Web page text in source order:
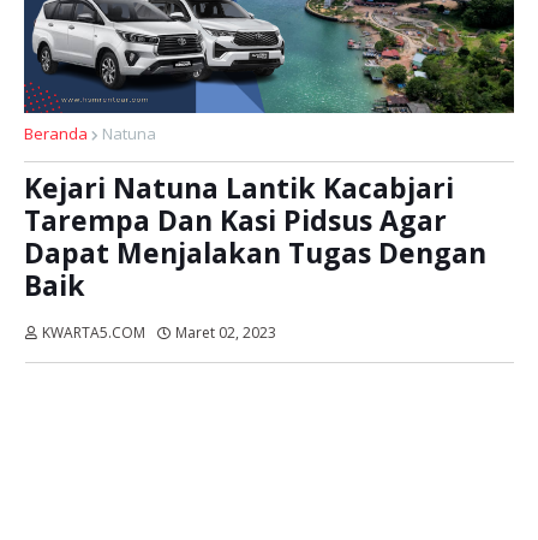
Beranda Natuna
Kejari Natuna Lantik Kacabjari
Tarempa Dan Kasi Pidsus Agar
Dapat Menjalakan Tugas Dengan
Baik
KWARTA5.COM Maret 02, 2023